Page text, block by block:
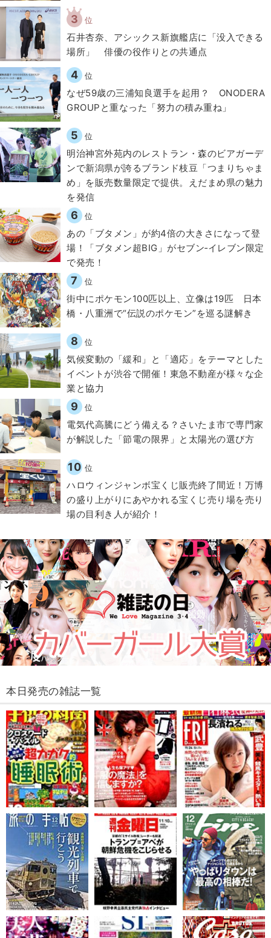
3 位
石井杏奈、アシックス新旗艦店に「没入できる
場所」 俳優の役作りとの共通点
4 位
なぜ59歳の三浦知良選手を起用？ ONODERA
GROUPと重なった「努力の積み重ね」
5 位
明治神宮外苑内のレストラン・森のビアガーデ
ンで新潟県が誇るブランド枝豆「つまりちゃま
め」を販売数量限定で提供。えだまめ県の魅力
を発信
6 位
あの「ブタメン」が約4倍の大きさになって登
場！「ブタメン超BIG」がセブン‐イレブン限定
で発売！
7 位
街中にポケモン100匹以上、立像は19匹 日本
橋・八重洲で“伝説のポケモン”を巡る謎解き
8 位
気候変動の「緩和」と「適応」をテーマとした
イベントが渋谷で開催！東急不動産が様々な企
業と協力
9 位
電気代高騰にどう備える？さいたま市で専門家
が解説した「節電の限界」と太陽光の選び方
10 位
ハロウィンジャンボ宝くじ販売終了間近！万博
の盛り上がりにあやかれる宝くじ売り場を売り
場の目利き人が紹介！
本日発売の雑誌一覧